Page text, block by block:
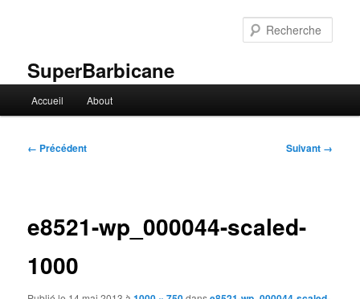
SuperBarbicane
principal
Accueil About
Navigation
← Précédent Suivant →
e8521-wp_000044-scaled-
1000